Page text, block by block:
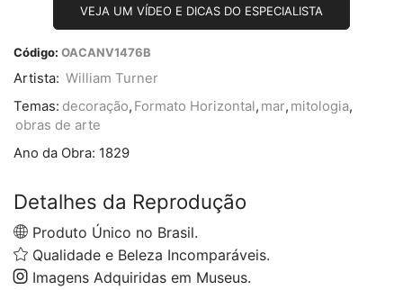
VEJA UM VÍDEO E DICAS DO ESPECIALISTA
Código: OACANV1476B
Artista: William Turner
Temas: decoração, Formato Horizontal, mar, mitologia,
obras de arte
Ano da Obra: 1829
Detalhes da Reprodução
Produto Único no Brasil.
Qualidade e Beleza Incomparáveis.
Imagens Adquiridas em Museus.